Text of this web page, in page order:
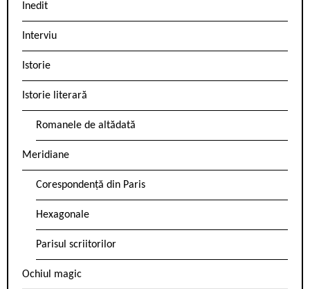
Inedit
Interviu
Istorie
Istorie literară
Romanele de altădată
Meridiane
Corespondență din Paris
Hexagonale
Parisul scriitorilor
Ochiul magic